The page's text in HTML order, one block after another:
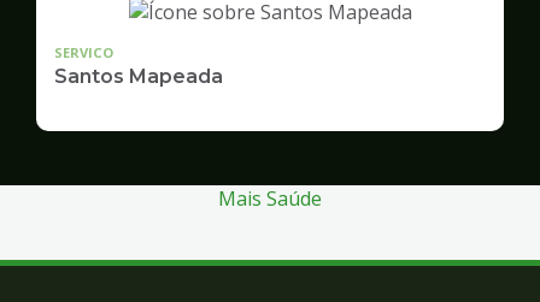
SERVICO
Santos Mapeada
Mais Saúde